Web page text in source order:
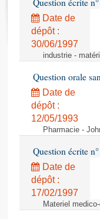
Rapports d'enquête
Rapports législatifs
Rapports sur
Baromètre de
Dossiers législatifs
Budget et sécurité
Questions écrites et
Comptes rendus
Question écrite
Date de
dépôt :
30/06/1997
industrie -
Question orale
Date de
dépôt :
12/05/1993
Pharmacie -
Question écrite
Date de
dépôt :
17/02/1997
Materiel